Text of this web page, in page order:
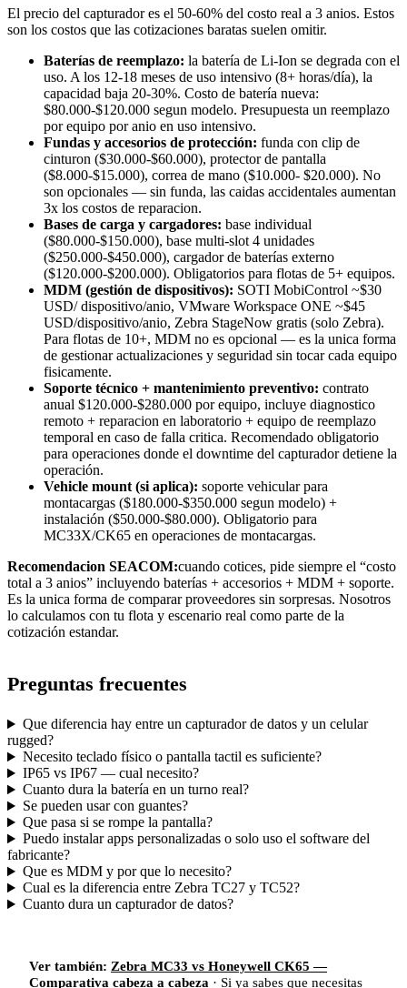
El precio del capturador es el 50-60% del costo real a 3 anios. Estos
son los costos que las cotizaciones baratas suelen omitir.
Baterías de reemplazo: la batería de Li-Ion se degrada con el
uso. A los 12-18 meses de uso intensivo (8+ horas/día), la
capacidad baja 20-30%. Costo de batería nueva:
$80.000-$120.000 segun modelo. Presupuesta un reemplazo
por equipo por anio en uso intensivo.
Fundas y accesorios de protección: funda con clip de
cinturon ($30.000-$60.000), protector de pantalla
($8.000-$15.000), correa de mano ($10.000- $20.000). No
son opcionales — sin funda, las caidas accidentales aumentan
3x los costos de reparacion.
Bases de carga y cargadores: base individual
($80.000-$150.000), base multi-slot 4 unidades
($250.000-$450.000), cargador de baterías externo
($120.000-$200.000). Obligatorios para flotas de 5+ equipos.
MDM (gestión de dispositivos): SOTI MobiControl ~$30
USD/ dispositivo/anio, VMware Workspace ONE ~$45
USD/dispositivo/anio, Zebra StageNow gratis (solo Zebra).
Para flotas de 10+, MDM no es opcional — es la unica forma
de gestionar actualizaciones y seguridad sin tocar cada equipo
fisicamente.
Soporte técnico + mantenimiento preventivo: contrato
anual $120.000-$280.000 por equipo, incluye diagnostico
remoto + reparacion en laboratorio + equipo de reemplazo
temporal en caso de falla critica. Recomendado obligatorio
para operaciones donde el downtime del capturador detiene la
operación.
Vehicle mount (si aplica): soporte vehicular para
montacargas ($180.000-$350.000 segun modelo) +
instalación ($50.000-$80.000). Obligatorio para
MC33X/CK65 en operaciones de montacargas.
Recomendacion SEACOM:cuando cotices, pide siempre el “costo
total a 3 anios” incluyendo baterías + accesorios + MDM + soporte.
Es la unica forma de comparar proveedores sin sorpresas. Nosotros
lo calculamos con tu flota y escenario real como parte de la
cotización estandar.
Preguntas frecuentes
Que diferencia hay entre un capturador de datos y un celular
rugged?
Necesito teclado físico o pantalla tactil es suficiente?
IP65 vs IP67 — cual necesito?
Cuanto dura la batería en un turno real?
Se pueden usar con guantes?
Que pasa si se rompe la pantalla?
Puedo instalar apps personalizadas o solo uso el software del
fabricante?
Que es MDM y por que lo necesito?
Cual es la diferencia entre Zebra TC27 y TC52?
Cuanto dura un capturador de datos?
Ver también: Zebra MC33 vs Honeywell CK65 —
Comparativa cabeza a cabeza · Si ya sabes que necesitas